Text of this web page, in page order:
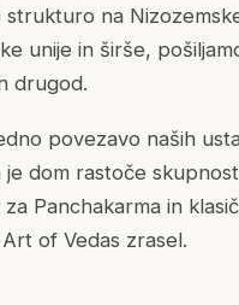
na
unije in širše,
drugod.
povezavo naših
dom rastoče
Panchakarma in
of Vedas zrasel.